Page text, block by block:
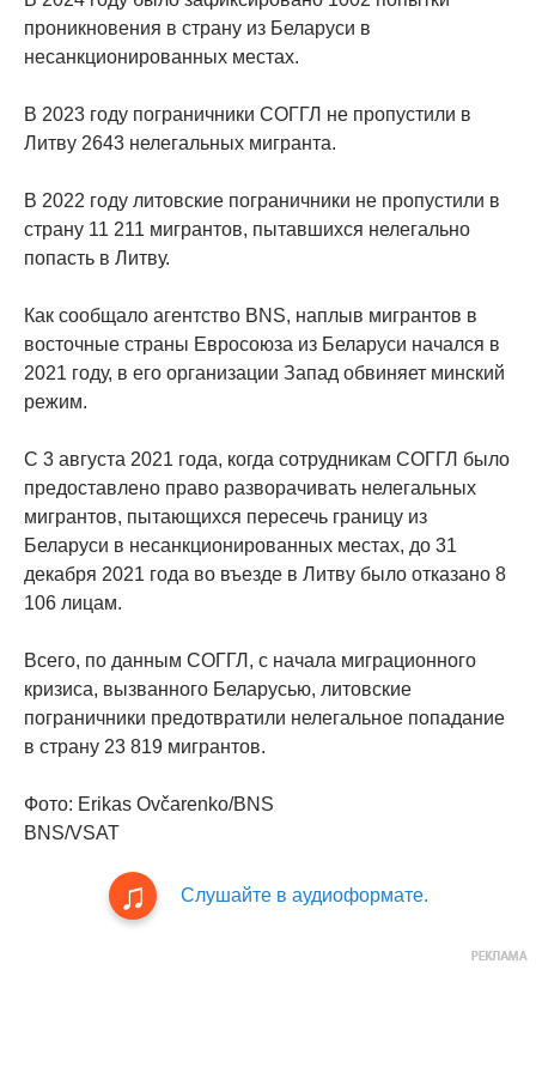
проникновения в страну из Беларуси в
несанкционированных местах.
В 2023 году пограничники СОГГЛ не пропустили в
Литву 2643 нелегальных мигранта.
В 2022 году литовские пограничники не пропустили в
страну 11 211 мигрантов, пытавшихся нелегально
попасть в Литву.
Как сообщало агентство BNS, наплыв мигрантов в
восточные страны Евросоюза из Беларуси начался в
2021 году, в его организации Запад обвиняет минский
режим.
С 3 августа 2021 года, когда сотрудникам СОГГЛ было
предоставлено право разворачивать нелегальных
мигрантов, пытающихся пересечь границу из
Беларуси в несанкционированных местах, до 31
декабря 2021 года во въезде в Литву было отказано 8
106 лицам.
Всего, по данным СОГГЛ, с начала миграционного
кризиса, вызванного Беларусью, литовские
пограничники предотвратили нелегальное попадание
в страну 23 819 мигрантов.
Фото: Erikas Ovčarenko/BNS
BNS/VSAT
Слушайте в аудиоформате.